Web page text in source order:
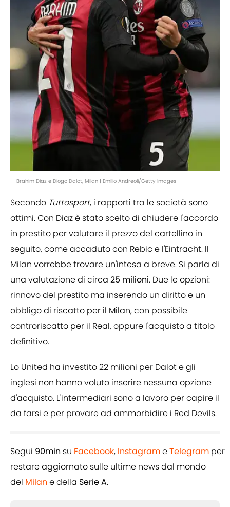
Brahim Diaz e Diogo Dalot, Milan | Emilio Andreoli/Getty Images
Secondo Tuttosport, i rapporti tra le società sono
ottimi. Con Diaz è stato scelto di chiudere l'accordo
in prestito per valutare il prezzo del cartellino in
seguito, come accaduto con Rebic e l'Eintracht. Il
Milan vorrebbe trovare un'intesa a breve. Si parla di
una valutazione di circa 25 milioni. Due le opzioni:
rinnovo del prestito ma inserendo un diritto e un
obbligo di riscatto per il Milan, con possibile
controriscatto per il Real, oppure l'acquisto a titolo
definitivo.
Lo United ha investito 22 milioni per Dalot e gli
inglesi non hanno voluto inserire nessuna opzione
d'acquisto. L'intermediari sono a lavoro per capire il
da farsi e per provare ad ammorbidire i Red Devils.
Segui 90min su Facebook, InstagrameTelegram per
restare aggiornato sulle ultime news dal mondo
del Milan e della Serie A.